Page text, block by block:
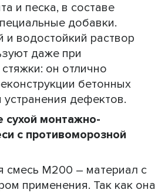
и песка, в составе
добавки.
и водостойкий раствор
даже при
он отлично
бетонных
устранения дефектов.
сухой монтажно-
с противоморозной
смесь М200 – материал с
применения. Так как она